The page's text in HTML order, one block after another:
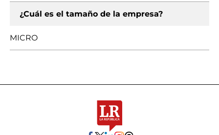
¿Cuál es el tamaño de la empresa?
MICRO